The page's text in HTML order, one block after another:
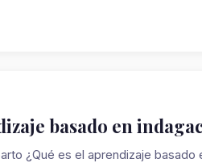
basado en
¿Qué es el aprendizaje